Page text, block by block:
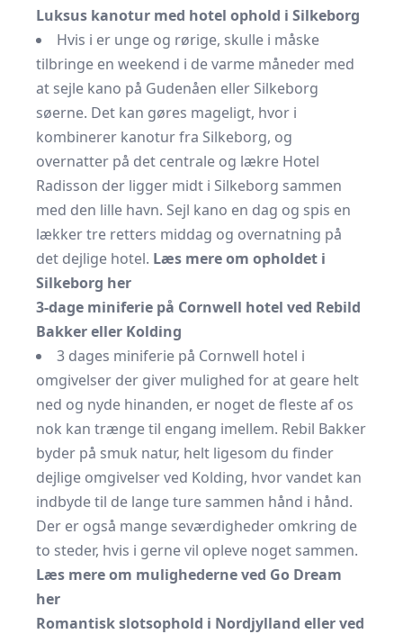
Luksus kanotur med hotel ophold i Silkeborg
Hvis i er unge og rørige, skulle i måske
tilbringe en weekend i de varme måneder med
at sejle kano på Gudenåen eller Silkeborg
søerne. Det kan gøres mageligt, hvor i
kombinerer kanotur fra Silkeborg, og
overnatter på det centrale og lækre Hotel
Radisson der ligger midt i Silkeborg sammen
med den lille havn. Sejl kano en dag og spis en
lækker tre retters middag og overnatning på
det dejlige hotel. Læs mere om opholdet i
Silkeborg her
3-dage miniferie på Cornwell hotel ved Rebild
Bakker eller Kolding
3 dages miniferie på Cornwell hotel i
omgivelser der giver mulighed for at geare helt
ned og nyde hinanden, er noget de fleste af os
nok kan trænge til engang imellem. Rebil Bakker
byder på smuk natur, helt ligesom du finder
dejlige omgivelser ved Kolding, hvor vandet kan
indbyde til de lange ture sammen hånd i hånd.
Der er også mange seværdigheder omkring de
to steder, hvis i gerne vil opleve noget sammen.
Læs mere om mulighederne ved Go Dream
her
Romantisk slotsophold i Nordjylland eller ved